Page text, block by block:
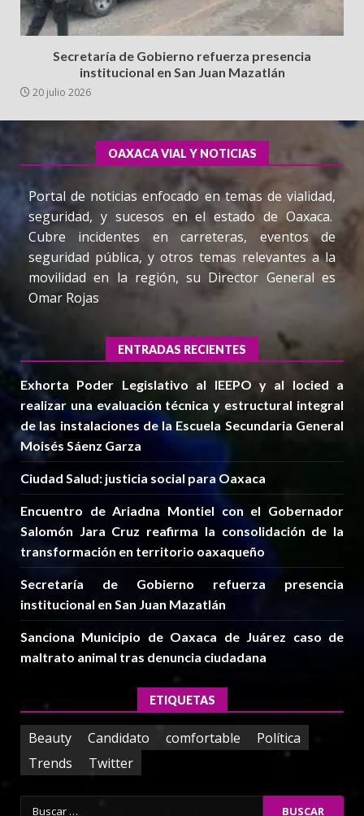
Secretaría de Gobierno refuerza presencia
institucional en San Juan Mazatlán
20 julio 2026
OAXACA VIAL Y NOTICIAS
Portal de noticias enfocado en temas de vialidad,
seguridad, y sucesos en el estado de Oaxaca.
Cubre incidentes en carreteras, eventos de
seguridad pública, y otros temas relevantes a la
movilidad en la región, su Director General es
Omar Rojas
ENTRADAS RECIENTES
Exhorta Poder Legislativo al IEEPO y al Iocied a
realizar una evaluación técnica y estructural integral
de las instalaciones de la Escuela Secundaria General
Moisés Sáenz Garza
Ciudad Salud: justicia social para Oaxaca
Encuentro de Ariadna Montiel con el Gobernador
Salomón Jara Cruz reafirma la consolidación de la
transformación en territorio oaxaqueño
Secretaría de Gobierno refuerza presencia
institucional en San Juan Mazatlán
Sanciona Municipio de Oaxaca de Juárez caso de
maltrato animal tras denuncia ciudadana
ETIQUETAS
Beauty Candidato comfortable
Política
Trends
Twitter
Buscar: